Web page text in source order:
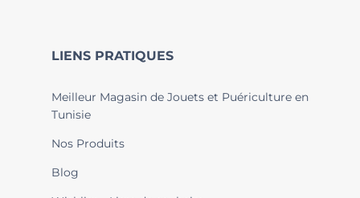
LIENS PRATIQUES
Meilleur Magasin de Jouets et Puériculture en
Tunisie
Nos Produits
Blog